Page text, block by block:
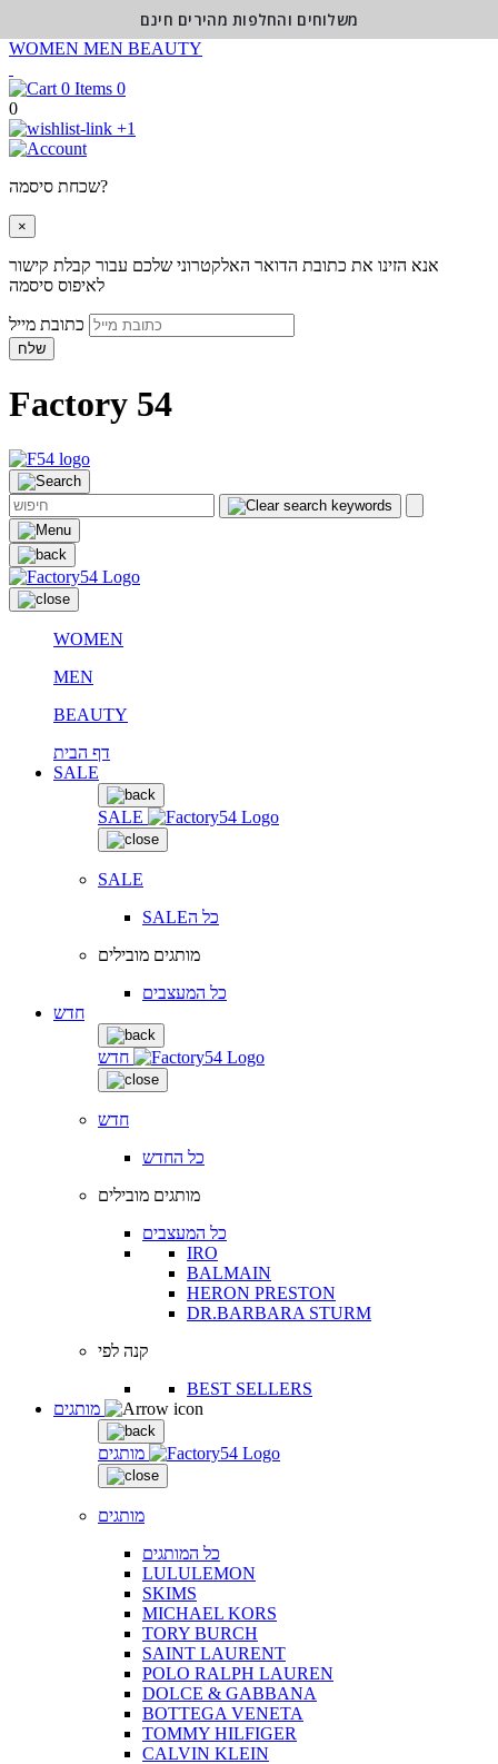
WOMEN MEN BEAUTY
0
0
+1
שכחת סיסמה?
×
אנא הזינו את כתובת הדואר האלקטרוני שלכם עבור קבלת קישור
לאיפוס סיסמה
שלח
Factory 54
WOMEN
MEN
BEAUTY
דף הבית
SALE
SALE
SALE
SALEכל ה
מותגים מובילים
כל המעצבים
חדש
חדש
חדש
כל החדש
מותגים מובילים
כל המעצבים
IRO
BALMAIN
HERON PRESTON
DR.BARBARA STURM
קנה לפי
BEST SELLERS
מותגים
מותגים
כל המותגים
LULULEMON
SKIMS
MICHAEL KORS
TORY BURCH
SAINT LAURENT
POLO RALPH LAUREN
DOLCE & GABBANA
BOTTEGA VENETA
TOMMY HILFIGER
CALVIN KLEIN
משלוחים והחלפות מהירים חינם